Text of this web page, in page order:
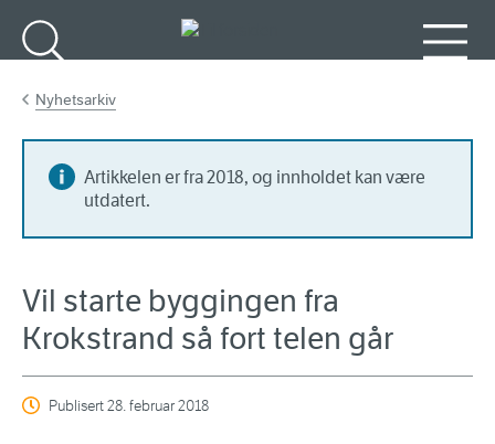
Nyhetsarkiv
Artikkelen er fra 2018, og innholdet kan være
utdatert.
Vil starte byggingen fra
Krokstrand så fort telen går
Publisert28. februar 2018